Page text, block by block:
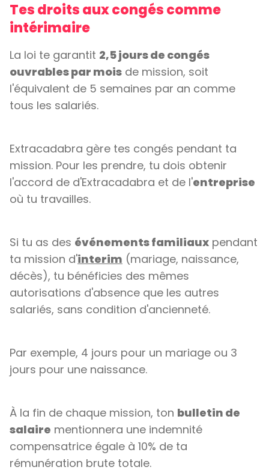
Tes droits aux congés comme
intérimaire
La loi te garantit 2,5 jours de congés
ouvrables par mois de mission, soit
l'équivalent de 5 semaines par an comme
tous les salariés.
Extracadabra gère tes congés pendant ta
mission. Pour les prendre, tu dois obtenir
l'accord de d'Extracadabra et de l'entreprise
où tu travailles.
Si tu as des événements familiaux pendant
ta mission d'interim (mariage, naissance,
décès), tu bénéficies des mêmes
autorisations d'absence que les autres
salariés, sans condition d'ancienneté.
Par exemple, 4 jours pour un mariage ou 3
jours pour une naissance.
À la fin de chaque mission, ton bulletin de
salaire mentionnera une indemnité
compensatrice égale à 10% de ta
rémunération brute totale.